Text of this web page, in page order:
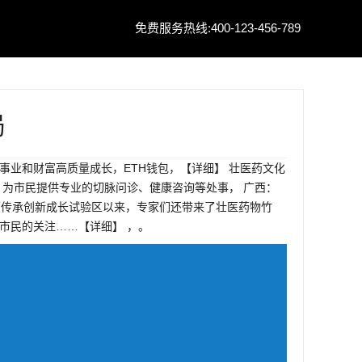
免费服务热线:400-123-456-789
业和财富高质量成长，ETH钱包，【详细】 壮医药文化
市民提供专业的切脉问诊、健康咨询等处事， 广西：
承创新成长试验区以来，专家们还带来了壮医药物竹
民的关注……【详细】 ，。